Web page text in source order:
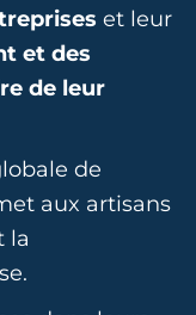
et leur
et des
de leur
de
aux artisans
la